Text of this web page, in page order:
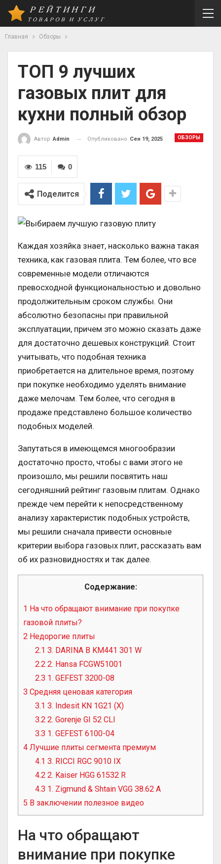
Главная Обзоры
ТОП 9 лучших
газовых плит для
кухни полный обзор
ОБЗОРЫ
Автор Admin Опубликовано Сен 19, 2025
0
115
Поделится
Каждая хозяйка знает, насколько важна такая
техника, как газовая плита. Тем более, что все
современные модели отличаются
превосходной функциональностью и довольно
продолжительным сроком службы. Они
абсолютно безопасны при правильной
эксплуатации, причем это можно сказать даже
для достаточно дешевых конструкций. Стоит
учитывать, что подобная техника
приобретается на длительное время, поэтому
при покупке необходимо уделять внимание
даже мелочам. Тем более, что сегодня в
продаже представлено большое количество
подобных моделей.
Запутаться в имеющемся многообразии
достаточно просто, чтобы с вами этого не
произошло, мы решили посвятить наш
сегодняшний рейтинг газовым плитам. Однако
прежде чем перейти к непосредственному
анализу характеристик подобных устройств,
мы решили сначала привести основные
критерии выбора газовых плит, рассказать вам
об их разновидностях и так далее.
Содержание:
1 На что обращают внимание при покупке
газовой плиты?
2 Недорогие плиты
2.1 3. DARINA B KM441 301 W
2.2 2. Hansa FCGW51001
2.3 1. GEFEST 3200-08
3 Средняя ценовая категория
3.1 3. Indesit KN 1G21 (X)
3.2 2. Gorenje GI 52 CLI
3.3 1. GEFEST 6100-04
4 Лучшие плиты сегмента премиум
4.1 3. RICCI RGC 9010 IX
4.2 2. Kaiser HGG 61532 R
4.3 1. Zigmund & Shtain VGG 38.62 A
5 В заключении полезное видео
На что обращают
внимание при покупке